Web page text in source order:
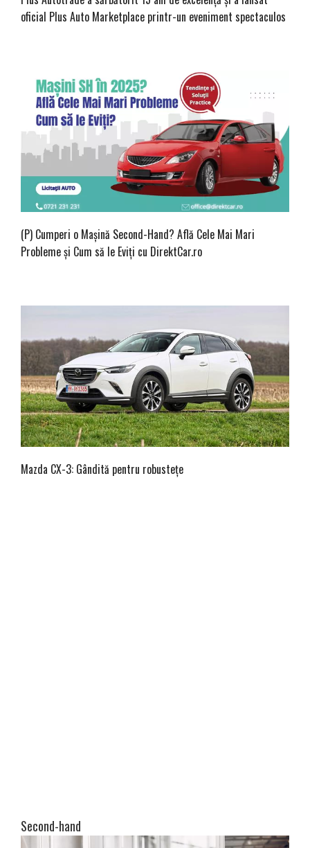
oficial Plus Auto Marketplace printr-un eveniment spectaculos
(P) Cumperi o Mașină Second-Hand? Află Cele Mai Mari
Probleme și Cum să le Eviți cu DirektCar.ro
Mazda CX-3: Gândită pentru robustețe
Second-hand